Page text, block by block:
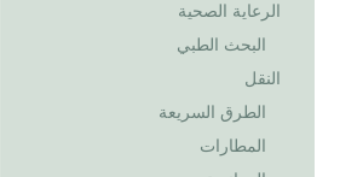
الرعاية الصحية
البحث الطبي
النقل
الطرق السريعة
المطارات